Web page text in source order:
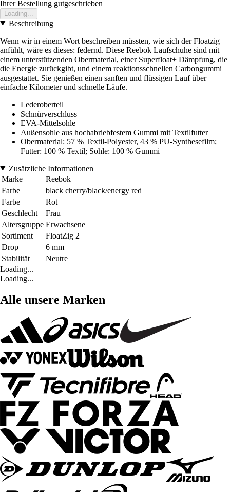
Ihrer Bestellung gutgeschrieben
Loading...
Beschreibung
Wenn wir in einem Wort beschreiben müssten, wie sich der Floatzig
anfühlt, wäre es dieses: federnd. Diese Reebok Laufschuhe sind mit
einem unterstützenden Obermaterial, einer Superfloat+ Dämpfung, die
die Energie zurückgibt, und einem reaktionsschnellen Carbongummi
ausgestattet. Sie genießen einen sanften und flüssigen Lauf über
einfache Kilometer und schnelle Läufe.
Lederoberteil
Schnürverschluss
EVA-Mittelsohle
Außensohle aus hochabriebfestem Gummi mit Textilfutter
Obermaterial: 57 % Textil-Polyester, 43 % PU-Synthesefilm;
Futter: 100 % Textil; Sohle: 100 % Gummi
Zusätzliche Informationen
Marke
Reebok
Farbe
black cherry/black/energy red
Farbe
Rot
Geschlecht
Frau
Altersgruppe Erwachsene
Sortiment
FloatZig 2
Drop
6 mm
Stabilität
Neutre
Loading...
Loading...
Alle unsere Marken